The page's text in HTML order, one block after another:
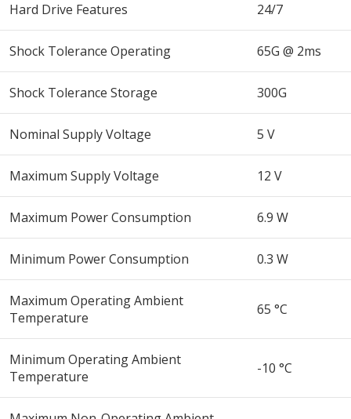
Hard Drive Features 24/7
Shock Tolerance Operating 65G @ 2ms
Shock Tolerance Storage 300G
Nominal Supply Voltage 5 V
Maximum Supply Voltage 12 V
Maximum Power Consumption 6.9 W
Minimum Power Consumption 0.3 W
Maximum Operating Ambient
Temperature
65 °C
Minimum Operating Ambient
Temperature
-10 °C